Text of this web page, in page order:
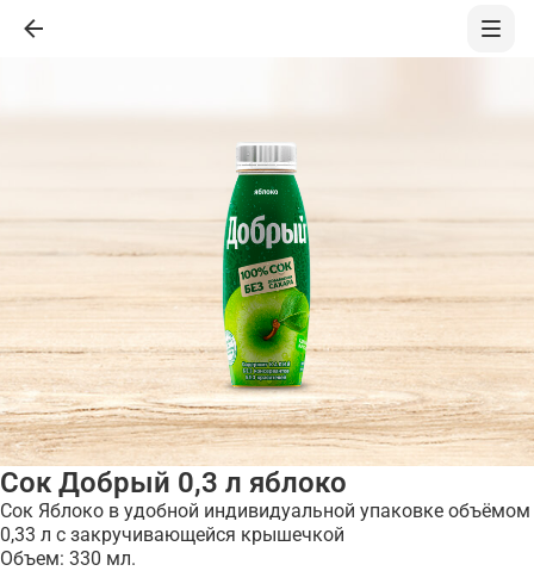
Сок Добрый 0,3 л яблоко
Сок Яблоко в удобной индивидуальной упаковке объёмом
0,33 л с закручивающейся крышечкой
Объем: 330 мл.